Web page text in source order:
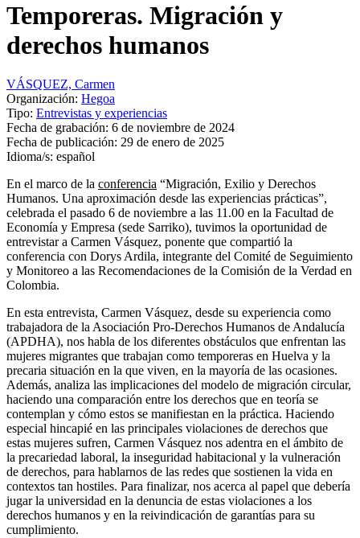
Temporeras. Migración y
derechos humanos
VÁSQUEZ, Carmen
Organización: Hegoa
Tipo: Entrevistas y experiencias
Fecha de grabación: 6 de noviembre de 2024
Fecha de publicación: 29 de enero de 2025
Idioma/s: español
En el marco de la conferencia “Migración, Exilio y Derechos
Humanos. Una aproximación desde las experiencias prácticas”,
celebrada el pasado 6 de noviembre a las 11.00 en la Facultad de
Economía y Empresa (sede Sarriko), tuvimos la oportunidad de
entrevistar a Carmen Vásquez, ponente que compartió la
conferencia con Dorys Ardila, integrante del Comité de Seguimiento
y Monitoreo a las Recomendaciones de la Comisión de la Verdad en
Colombia.
En esta entrevista, Carmen Vásquez, desde su experiencia como
trabajadora de la Asociación Pro-Derechos Humanos de Andalucía
(APDHA), nos habla de los diferentes obstáculos que enfrentan las
mujeres migrantes que trabajan como temporeras en Huelva y la
precaria situación en la que viven, en la mayoría de las ocasiones.
Además, analiza las implicaciones del modelo de migración circular,
haciendo una comparación entre los derechos que en teoría se
contemplan y cómo estos se manifiestan en la práctica. Haciendo
especial hincapié en las principales violaciones de derechos que
estas mujeres sufren, Carmen Vásquez nos adentra en el ámbito de
la precariedad laboral, la inseguridad habitacional y la vulneración
de derechos, para hablarnos de las redes que sostienen la vida en
contextos tan hostiles. Para finalizar, nos acerca al papel que debería
jugar la universidad en la denuncia de estas violaciones a los
derechos humanos y en la reivindicación de garantías para su
cumplimiento.